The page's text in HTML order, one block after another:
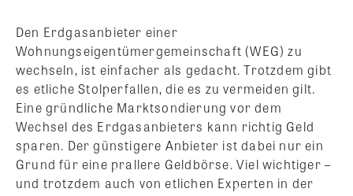
Den Erdgasanbieter einer
Wohnungseigentümergemeinschaft (WEG) zu
wechseln, ist einfacher als gedacht. Trotzdem gibt
es etliche Stolperfallen, die es zu vermeiden gilt.
Eine gründliche Marktsondierung vor dem
Wechsel des Erdgasanbieters kann richtig Geld
sparen. Der günstigere Anbieter ist dabei nur ein
Grund für eine prallere Geldbörse. Viel wichtiger –
und trotzdem auch von etlichen Experten in der